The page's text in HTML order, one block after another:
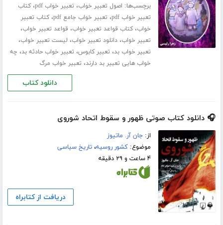
برچسب‌ها: اصول تعبیر خواب، تعبیر خواب pdf ،کتاب
تعبیر خواب pdf
، تعبیر خواب جامع pdf ،کتاب تعبیر
خواب،کتاب قواعد تعبیر خواب، قواعد تعبیر خواب،
تعبیر خواب،دانلود تعبیر خواب، لیست تعبیر خواب،
تعبیر خواب بد، تعبیر کابوس، تعبیر خواب حادثه بد، چه
خواب هایی تعبیر بد دارند، تعبیر خواب مرگ
دانلود کتاب
🎧 دانلود کتاب صوتی ظهور و سقوط اتحاد شوروی
از:جان آر. ماتیوز
موضوع:کشور روسیه،تاریخ سیاسی
۴ ساعت و ۲۹ دقیقه
دریافت از کتابراه